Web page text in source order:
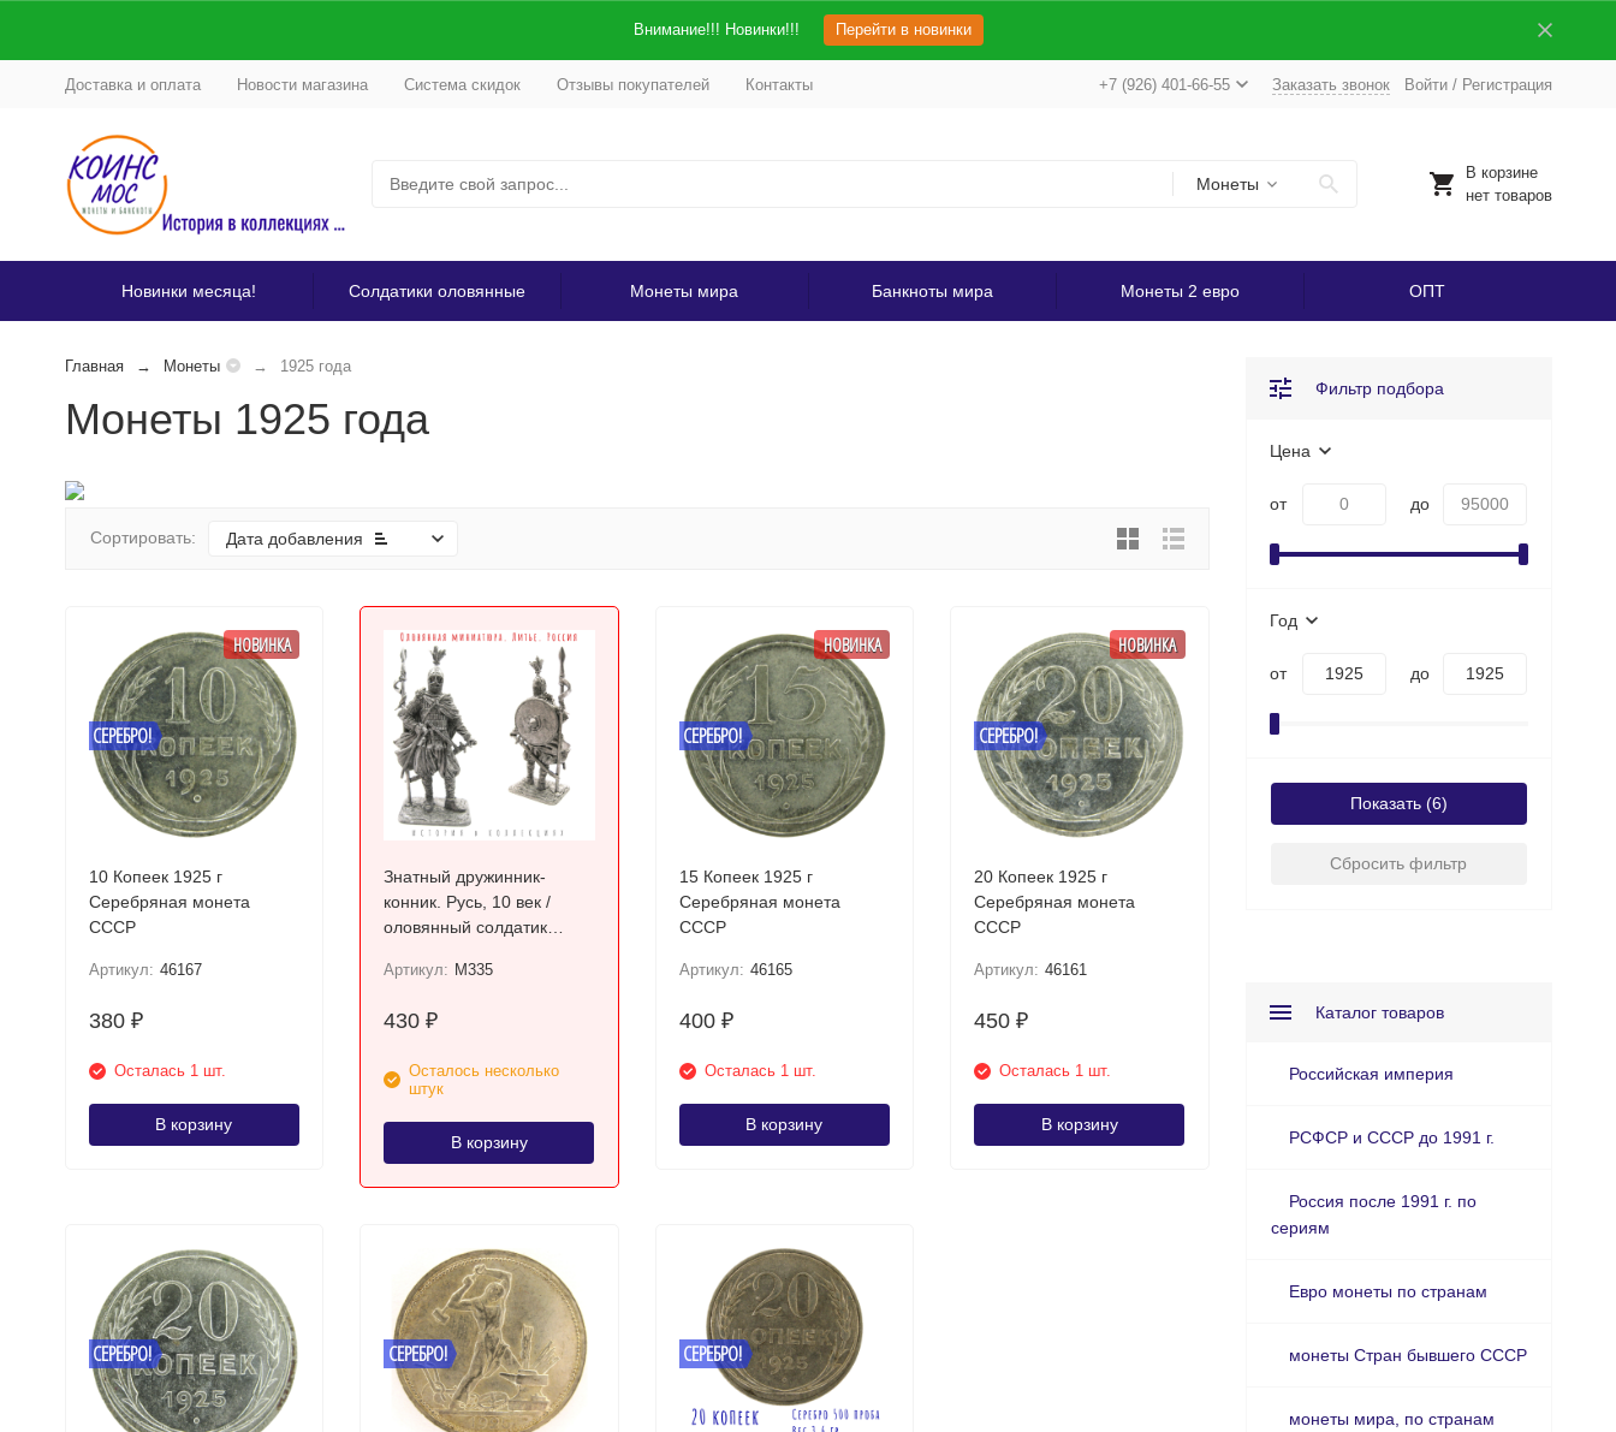
Внимание!!! Новинки!!! Перейти в новинки
Доставка и оплата Новости магазина Система скидок Отзывы покупателей Контакты +7 (926) 401-66-55 Заказать звонок Войти/ Регистрация
Монеты
В корзине
нет товаров
Новинки месяца! Солдатики оловянные Монеты мира Банкноты мира Монеты 2 евро ОПТ
Главная Монеты 1925 года
Монеты 1925 года
Сортировать: Дата добавления
СЕРЕБРО!
НОВИНКА
10 Копеек 1925 г
Серебряная монета
СССР
Артикул: 46167
380 ₽
Осталась 1 шт.
В корзину
Знатный дружинник-
конник. Русь, 10 век /
оловянный солдатик
Артикул: M335
430 ₽
Осталось несколько
штук
В корзину
СЕРЕБРО!
НОВИНКА
15 Копеек 1925 г
Серебряная монета
СССР
Артикул: 46165
400 ₽
Осталась 1 шт.
В корзину
СЕРЕБРО!
НОВИНКА
20 Копеек 1925 г
Серебряная монета
СССР
Артикул: 46161
450 ₽
Осталась 1 шт.
В корзину
СЕРЕБРО! СЕРЕБРО! СЕРЕБРО!
Фильтр подбора
Цена
от до
Год
от до
Показать
Сбросить фильтр
Каталог товаров
Российская империя
РСФСР и СССР до 1991 г.
Россия после 1991 г. по
сериям
Евро монеты по странам
монеты Стран бывшего СССР
монеты мира, по странам